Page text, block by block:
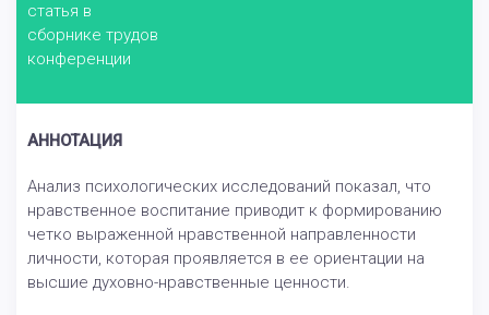
статья в
сборнике трудов
конференции
АННОТАЦИЯ
Анализ психологических исследований показал, что
нравственное воспитание приводит к формированию
четко выраженной нравственной направленности
личности, которая проявляется в ее ориентации на
высшие духовно-нравственные ценности.